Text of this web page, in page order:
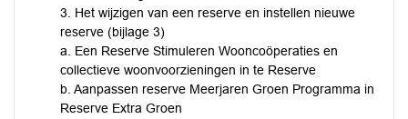
3. Het wijzigen van een reserve en instellen nieuwe
reserve (bijlage 3)
a. Een Reserve Stimuleren Wooncoöperaties en
collectieve woonvoorzieningen in te Reserve
b. Aanpassen reserve Meerjaren Groen Programma in
Reserve Extra Groen